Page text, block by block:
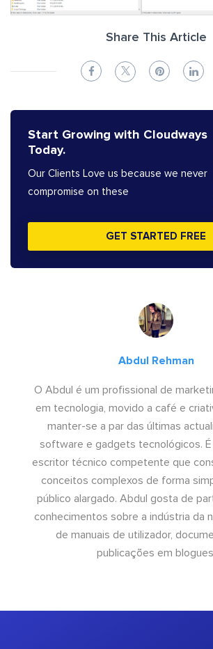
Share This Article
Start Growing with Cloudways
Today.
Our Clients Love us because we never
compromise on these
GET STARTED FREE
Abdul Rehman
O Abdul é um profissional de
em tecnologia, movido a café e
manter-se a par das últimas
software e gadgets tecnológicos.
escritor técnico competente que
conceitos complexos de forma
público alargado. Abdul gosta de
conhecimentos sobre a indústria da
de manuais de utilizador,
publicações em